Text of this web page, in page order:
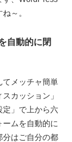
～。
自動的に閉
てメッチャ簡単
カッション」
定」で上から六
ムを自動的に
分はご自分の都